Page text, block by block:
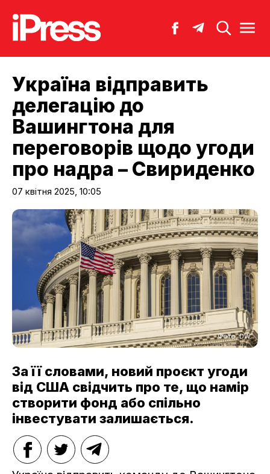
Україна відправить
делегацію до
Вашингтона для
переговорів щодо угоди
про надра – Свириденко
07 квітня 2025, 10:05
Фото: DW
За її словами, новий проєкт угоди
від США свідчить про те, що намір
створити фонд або спільно
інвестувати залишається.